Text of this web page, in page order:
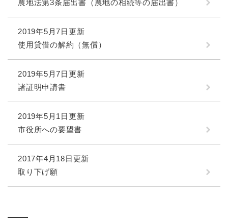
農地法第3条届出書（農地の相続等の届出書）
2019年5月7日更新
使用貸借の解約（無償）
2019年5月7日更新
諸証明申請書
2019年5月1日更新
市役所への要望書
2017年4月18日更新
取り下げ願